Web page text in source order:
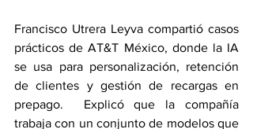
Francisco Utrera Leyva compartió casos
prácticos de AT&T México, donde la IA
se usa para personalización, retención
de clientes y gestión de recargas en
prepago.  Explicó que la compañía
trabaja con un conjunto de modelos que